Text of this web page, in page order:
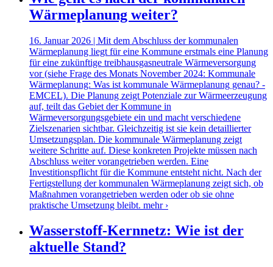
Wärmeplanung weiter?
16. Januar 2026 | Mit dem Abschluss der kommunalen
Wärmeplanung liegt für eine Kommune erstmals eine Planung
für eine zukünftige treibhausgasneutrale Wärmeversorgung
vor (siehe Frage des Monats November 2024: Kommunale
Wärmeplanung: Was ist kommunale Wärmeplanung genau? -
EMCEL). Die Planung zeigt Potenziale zur Wärmeerzeugung
auf, teilt das Gebiet der Kommune in
Wärmeversorgungsgebiete ein und macht verschiedene
Zielszenarien sichtbar. Gleichzeitig ist sie kein detaillierter
Umsetzungsplan. Die kommunale Wärmeplanung zeigt
weitere Schritte auf. Diese konkreten Projekte müssen nach
Abschluss weiter vorangetrieben werden. Eine
Investitionspflicht für die Kommune entsteht nicht. Nach der
Fertigstellung der kommunalen Wärmeplanung zeigt sich, ob
Maßnahmen vorangetrieben werden oder ob sie ohne
praktische Umsetzung bleibt. mehr ›
Wasserstoff-Kernnetz: Wie ist der
aktuelle Stand?